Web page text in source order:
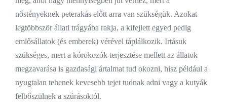
nőstényeknek peterakás előtt arra van szükségük. Azokat
legtöbbször állati trágyába rakja, a kifejlett egyed pedig
emlősállatok (és emberek) vérével táplálkozik. Irtásuk
szükséges, mert a kórokozók terjesztése mellett az állatok
megzavarása is gazdasági ártalmat tud okozni, hisz például a
nyugtalan tehenek kevesebb tejet tudnak adni vagy a kutyák
felbőszülnek a szúrásoktól.